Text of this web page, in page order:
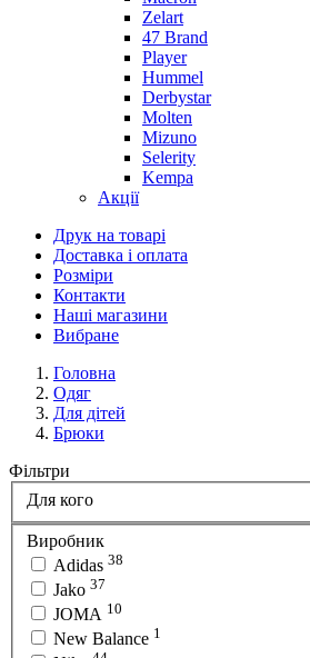
Zelart
47 Brand
Player
Hummel
Derbystar
Molten
Mizuno
Selerity
Kempa
Акції
Друк на товарі
Доставка і оплата
Розміри
Контакти
Наші магазини
Вибране
Головна
Одяг
Для дітей
Брюки
Фільтри
Для кого
Виробник
Adidas 38
Jako 37
JOMA 10
New Balance 1